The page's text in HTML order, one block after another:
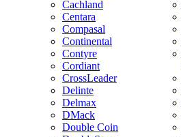
Cachland
Centara
Compasal
Continental
Contyre
Cordiant
CrossLeader
Delinte
Delmax
DMack
Double Coin